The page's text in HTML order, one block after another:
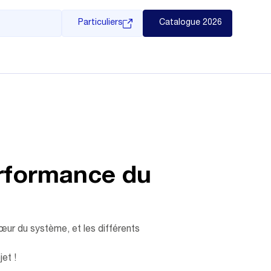
Particuliers Catalogue 2026
du
du système, et les différents
!